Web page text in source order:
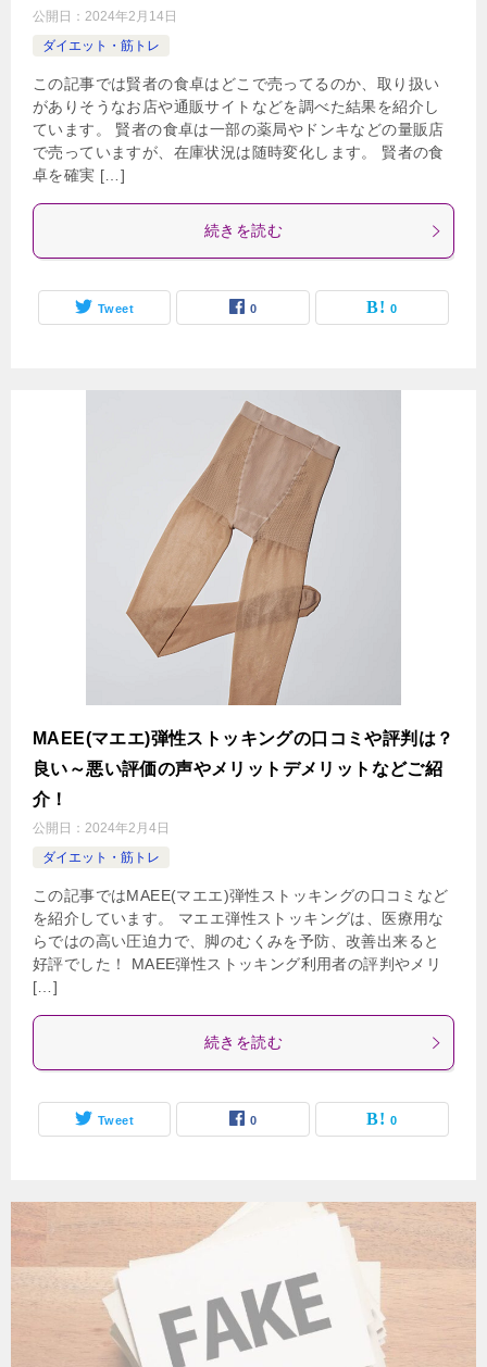
公開日： 2024年2月14日
ダイエット・筋トレ
この記事では賢者の食卓はどこで売ってるのか、取り扱い
がありそうなお店や通販サイトなどを調べた結果を紹介し
ています。 賢者の食卓は一部の薬局やドンキなどの量販店
で売っていますが、在庫状況は随時変化します。 賢者の食
卓を確実 […]
続きを読む
Tweet 0 0
MAEE(マエエ)弾性ストッキングの口コミや評判は？
良い～悪い評価の声やメリットデメリットなどご紹
介！
公開日： 2024年2月4日
ダイエット・筋トレ
この記事ではMAEE(マエエ)弾性ストッキングの口コミなど
を紹介しています。 マエエ弾性ストッキングは、医療用な
らではの高い圧迫力で、脚のむくみを予防、改善出来ると
好評でした！ MAEE弾性ストッキング利用者の評判やメリ
[…]
続きを読む
Tweet 0 0